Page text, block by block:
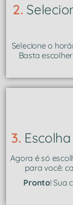
2.
Selecione o
Basta
3.
Agora é só
para você:
Pronto! Sua